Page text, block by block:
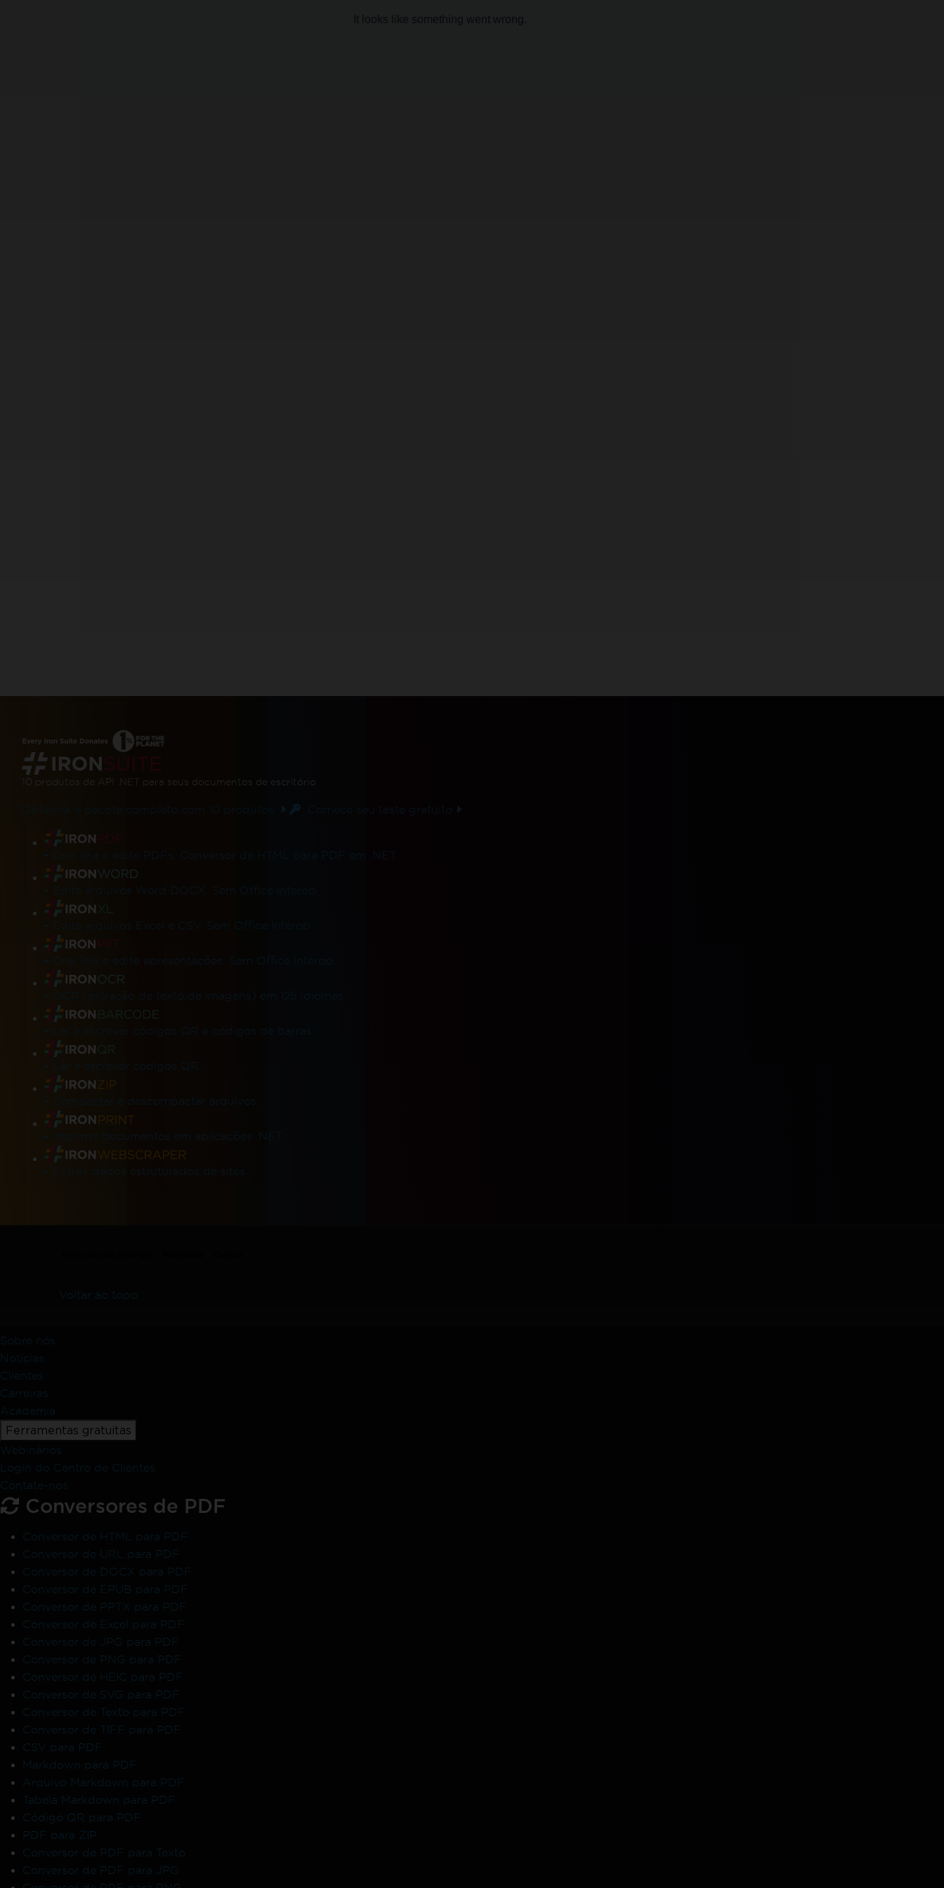
10 produtos de API .NET para seus documentos de escritório
Obtenha o pacote completo com 10 produtos. Comece seu teste gratuito
Links de produtos
- Crie, leia e edite PDFs. Conversor de HTML para PDF em .NET.
- Edite arquivos Word DOCX. Sem Office Interop.
- Edite arquivos Excel e CSV. Sem Office Interop.
- Crie, leia e edite apresentações. Sem Office Interop.
- OCR (extração de texto de imagens) em 125 idiomas.
- Ler e escrever códigos QR e códigos de barras.
- Ler e escrever códigos QR.
- Compactar e descompactar arquivos.
- Imprimir documentos em aplicações .NET.
- Extrair dados estruturados de sites.
Voltar ao topo
Sobre nós
Notícias
Clientes
Carreiras
Academia
Ferramentas gratuitas
Webinários
Login do Centro de Clientes
Contate-nos
Conversores de PDF
Conversor de HTML para PDF
Conversor de URL para PDF
Conversor de DOCX para PDF
Conversor de EPUB para PDF
Conversor de PPTX para PDF
Conversor de Excel para PDF
Conversor de JPG para PDF
Conversor de PNG para PDF
Conversor de HEIC para PDF
Conversor de SVG para PDF
Conversor de Texto para PDF
Conversor de TIFF para PDF
CSV para PDF
Markdown para PDF
Arquivo Markdown para PDF
Tabela Markdown para PDF
Código QR para PDF
PDF para ZIP
Conversor de PDF para Texto
Conversor de PDF para JPG